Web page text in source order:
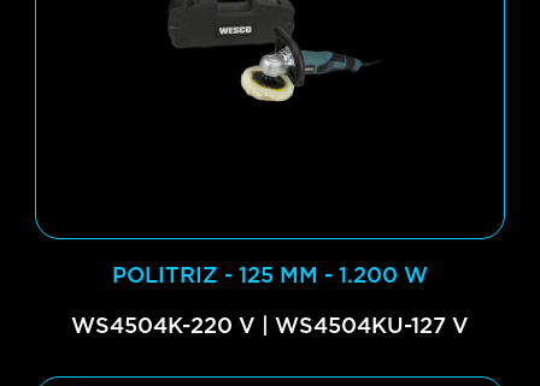
POLITRIZ - 125 MM - 1.200 W
WS4504K-220 V | WS4504KU-127 V